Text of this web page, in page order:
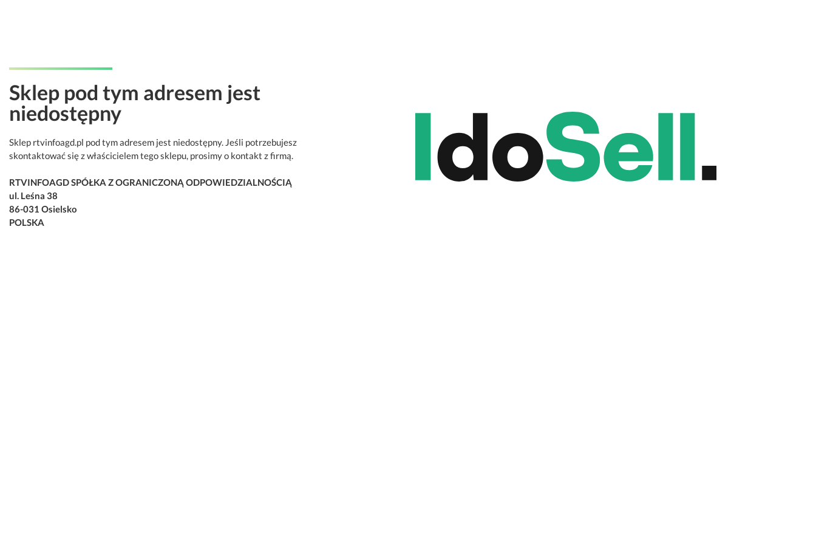
Sklep pod tym adresem jest
niedostępny
Sklep rtvinfoagd.pl pod tym adresem jest niedostępny. Jeśli potrzebujesz
skontaktować się z właścicielem tego sklepu, prosimy o kontakt z firmą.
RTVINFOAGD SPÓŁKA Z OGRANICZONĄ ODPOWIEDZIALNOŚCIĄ
ul. Leśna 38
86-031 Osielsko
POLSKA